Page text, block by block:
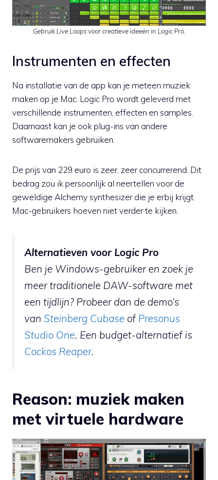
Gebruik Live Loops voor creatieve ideeën in Logic Pro.
Instrumenten en effecten
Na installatie van de app kan je meteen muziek
maken op je Mac. Logic Pro wordt geleverd met
verschillende instrumenten, effecten en samples.
Daarnaast kan je ook plug-ins van andere
softwaremakers gebruiken.
De prijs van 229 euro is zeer, zeer concurrerend. Dit
bedrag zou ik persoonlijk al neertellen voor de
geweldige Alchemy synthesizer die je erbij krijgt.
Mac-gebruikers hoeven niet verder te kijken.
Alternatieven voor Logic Pro
Ben je Windows-gebruiker en zoek je
meer traditionele DAW-software met
een tijdlijn? Probeer dan de demo’s
van Steinberg Cubase of Presonus
Studio One. Een budget-alternatief is
Cockos Reaper.
Reason: muziek maken
met virtuele hardware